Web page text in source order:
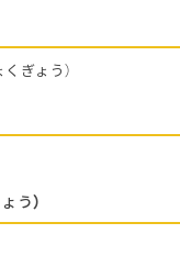
ぎょう）
う）